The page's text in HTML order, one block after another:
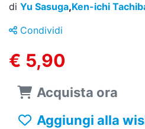
di Yu Sasuga,Ken-ichi
Condividi
€ 5,90
Acquista ora
Aggiungi alla